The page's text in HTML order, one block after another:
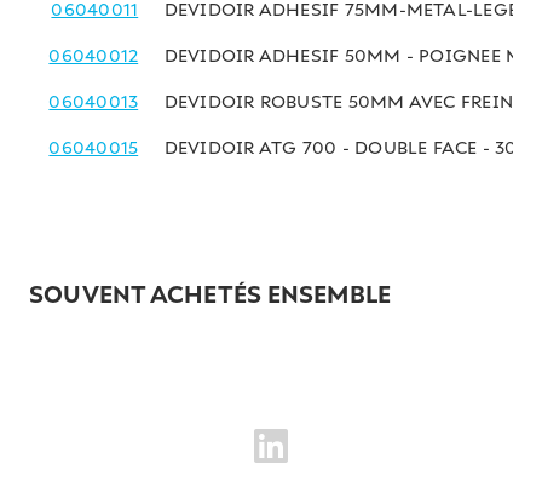
06040011 DEVIDOIR ADHESIF 75MM-METAL-LEGER-
06040012 DEVIDOIR ADHESIF 50MM - POIGNEE
06040013 DEVIDOIR ROBUSTE 50MM AVEC FREIN-
06040015 DEVIDOIR ATG 700 - DOUBLE FACE - 30M
SOUVENT ACHETÉS ENSEMBLE